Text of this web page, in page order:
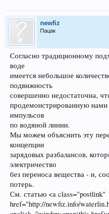
newfiz
Пацак
Согласно традиционному
воде
имеется небольшое
подвижность
совершенно недостаточна,
продемонстрированную нами
импульсов
по водяной линии.
Мы можем объяснить эту
концепции
зарядовых разбалансов,
электричество
без переноса вещества - и,
потерь.
См. статью <a class="postlink"
href="http://newfiz.info/